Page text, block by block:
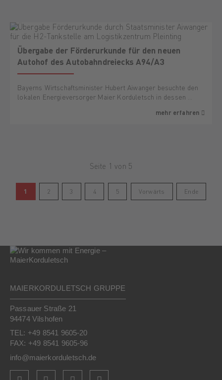
Übergabe der Förderurkunde für den neuen
Autohof des Autobahndreiecks A94/A3
Bayerns Wirtschaftsminister Hubert Aiwanger besuchte den
lokalen Energieversorger Maier Korduletsch in dessen …
mehr erfahren
Seite 1 von 5
1 2 3 4 5 Vorwärts Ende
MAIERKORDULETSCH GRUPPE
Passauer Straße 21
94474 Vilshofen
TEL: +49 8541 9605-20
FAX: +49 8541 9605-96
info@maierkorduletsch.de